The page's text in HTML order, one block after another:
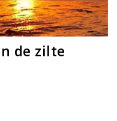
de zilte